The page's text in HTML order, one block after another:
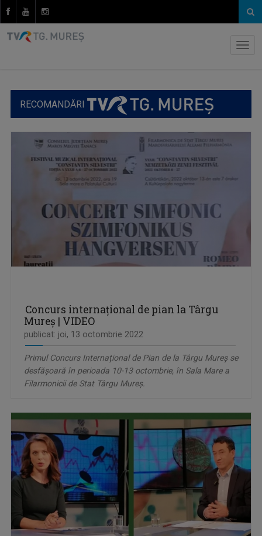
RECOMANDĂRI
Concurs internațional de pian la Târgu
Mureș | VIDEO
publicat: joi, 13 octombrie 2022
Primul Concurs Internațional de Pian de la Târgu Mureș se
desfășoară în perioada 10-13 octombrie, în Sala Mare a
Filarmonicii de Stat Târgu Mureș.